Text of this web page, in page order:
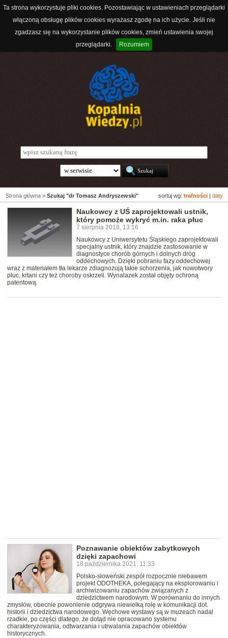
Ta strona wykorzystuje pliki cookies. Pozostawiając w ustawieniach przeglądarki
włączoną obsługę plików cookies wyrażasz zgodę na ich użycie. Jeśli nie
zgadzasz się na wykorzystanie plików cookies, zmień ustawienia swojej
przeglądarki.
Rozumiem
sortuj wg: trafności daty
Strona główna > Szukaj "dr Tomasz Andryszewski"
Naukowcy z UŚ zaprojektowali ustnik,
który pomoże wykryć m.in. raka płuc
7 sierpnia 2018, 13:16
Naukowcy z Uniwersytetu Śląskiego zaprojektowali
specjalny ustnik, który znajdzie zastosowanie w
diagnostyce chorób górnych i dolnych dróg
oddechowych. Dzięki pobraniu fazy oddechowej
wraz z materiałem tła lekarze zdiagnozują takie schorzenia, jak nowotwory
płuc, krtani czy też choroby oskrzeli. Wynalazek został objęty ochroną
patentową.
Poznawanie obiektów zabytkowych
dzięki zapachowi
18 października 2021, 11:33
Polsko-słoweński zespół rozpocznie niebawem
projekt ODOTHEKA, polegający na eksplorowaniu i
archiwizowaniu zapachów związanych z
dziedzictwem narodowym. W porównaniu do innych
zmysłów, obecnie powonienie odgrywa niewielką rolę w komunikacji dot.
historii i dziedzictwa narodowego. Węchowe wystawy są w muzeach nadal
rzadkie, po części dlatego, że dotąd nie opracowano systemu
charakteryzowania, odtwarzania i utrwalania zapachów obiektów
historycznych.